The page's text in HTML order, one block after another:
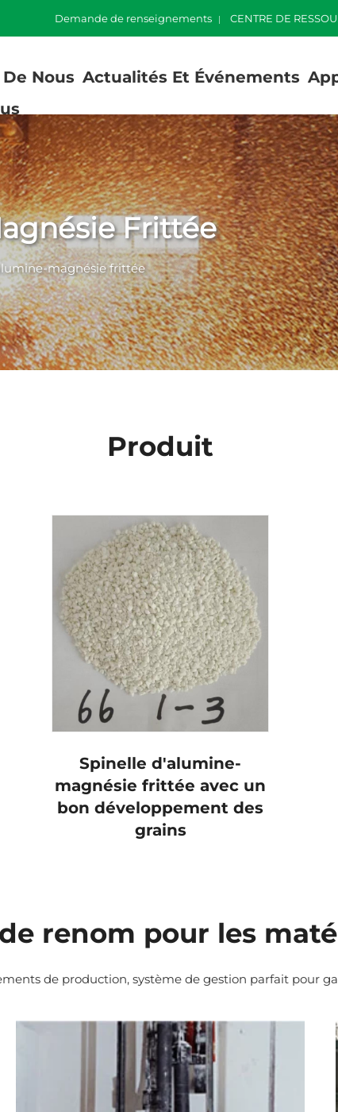
Demande de renseignements CENTRE DE
Nous Actualités Et Événements
Frittée
magnésie frittée
Produit
Spinelle d'alumine-
magnésie frittée avec un
bon développement des
grains
renom pour les
de production, système de gestion parfait pour